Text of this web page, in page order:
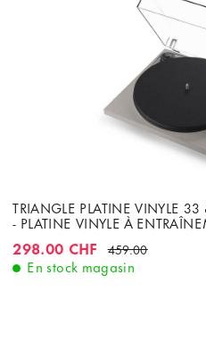
TRIANGLE PLATINE VINYLE
- PLATINE VINYLE À
OM-10E
298.00 CHF 459.00
En stock magasin